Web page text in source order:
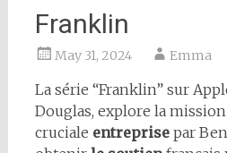
Franklin
May 31, 2024 Emma
La série “Franklin” sur
Douglas, explore la
cruciale entreprisepar